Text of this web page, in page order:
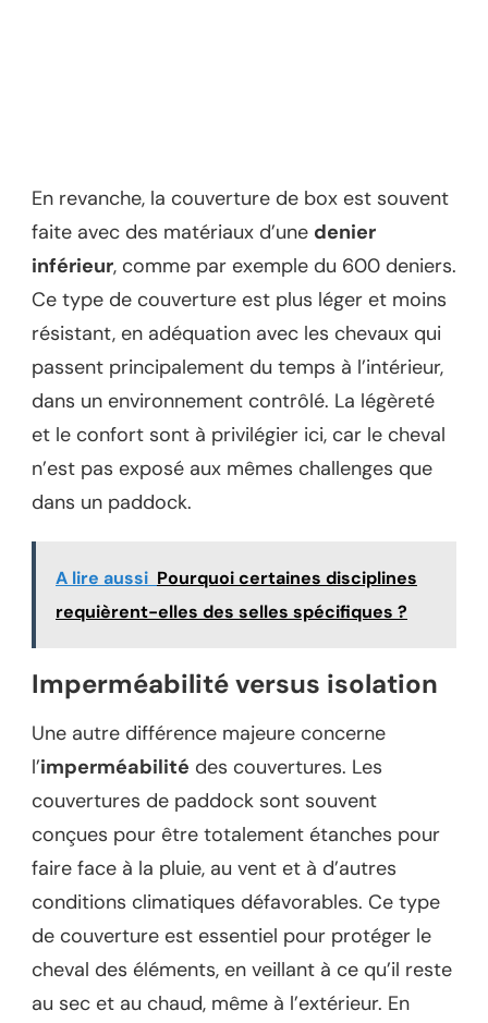
En revanche, la couverture de box est souvent
faite avec des matériaux d’une denier
inférieur, comme par exemple du 600 deniers.
Ce type de couverture est plus léger et moins
résistant, en adéquation avec les chevaux qui
passent principalement du temps à l’intérieur,
dans un environnement contrôlé. La légèreté
et le confort sont à privilégier ici, car le cheval
n’est pas exposé aux mêmes challenges que
dans un paddock.
A lire aussi Pourquoi certaines disciplines
requièrent-elles des selles spécifiques ?
Imperméabilité versus isolation
Une autre différence majeure concerne
l’imperméabilité des couvertures. Les
couvertures de paddock sont souvent
conçues pour être totalement étanches pour
faire face à la pluie, au vent et à d’autres
conditions climatiques défavorables. Ce type
de couverture est essentiel pour protéger le
cheval des éléments, en veillant à ce qu’il reste
au sec et au chaud, même à l’extérieur. En